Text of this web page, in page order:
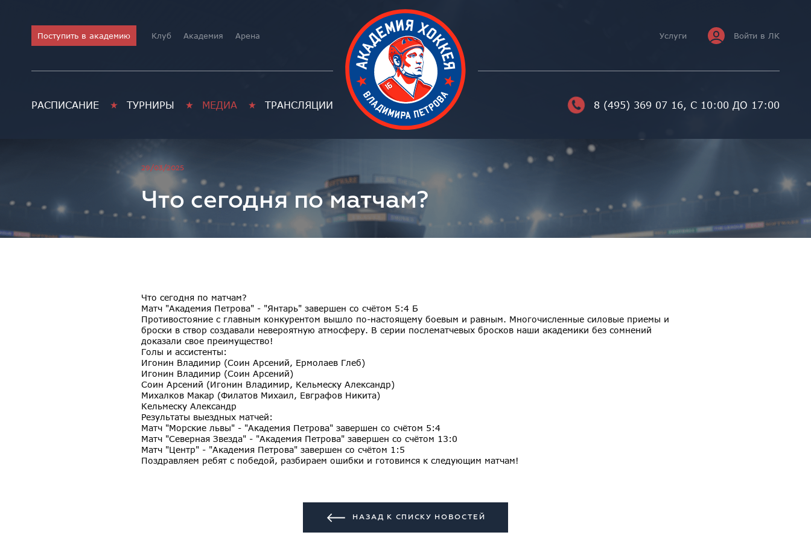
Поступить в академию Клуб Академия Арена Услуги Войти в ЛК
РАСПИСАНИЕ ТУРНИРЫ МЕДИА ТРАНСЛЯЦИИ 8 (495) 369 07 16, С 10:00 ДО 17:00
Академия хоккея им. В.В. Петрова
29/03/2025
Что сегодня по матчам?
Что сегодня по матчам?
Матч "Академия Петрова" - "Янтарь" завершен со счётом 5:4 Б
Противостояние с главным конкурентом вышло по-настоящему боевым и равным. Многочисленные силовые приемы и
броски в створ создавали невероятную атмосферу. В серии послематчевых бросков наши академики без сомнений
доказали свое преимущество!
Голы и ассистенты:
Игонин Владимир (Соин Арсений, Ермолаев Глеб)
Игонин Владимир (Соин Арсений)
Соин Арсений (Игонин Владимир, Кельмеску Александр)
Михалков Макар (Филатов Михаил, Евграфов Никита)
Кельмеску Александр
Результаты выездных матчей:
Матч "Морские львы" - "Академия Петрова" завершен со счётом 5:4
Матч "Северная Звезда" - "Академия Петрова" завершен со счётом 13:0
Матч "Центр" - "Академия Петрова" завершен со счётом 1:5
Поздравляем ребят с победой, разбираем ошибки и готовимся к следующим матчам!
НАЗАД К СПИСКУ НОВОСТЕЙ